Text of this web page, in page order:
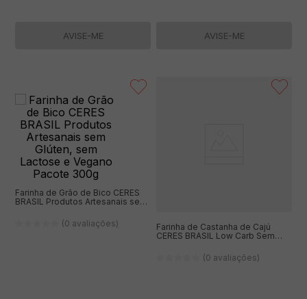
AVISE-ME AVISE-ME
Farinha de Grão de Bico CERES
BRASIL Produtos Artesanais sem
Pacote 300g(0 avaliações)
Farinha de Castanha de Cajú
CERES BRASIL Low Carb Sem
(0 avaliações)